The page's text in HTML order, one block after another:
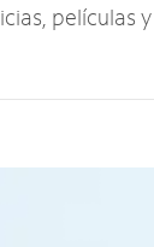
películas